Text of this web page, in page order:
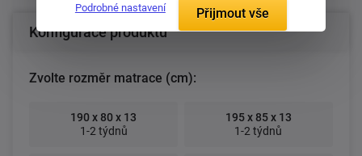
Konfigurace produktu
Zvolte rozměr matrace (cm):
190 x 80 x 13
1-2 týdnů
195 x 85 x 13
1-2 týdnů
Podrobné nastavení Přijmout vše